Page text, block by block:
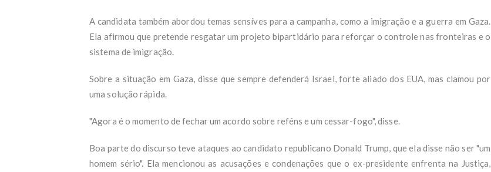
A candidata também abordou temas sensíves para a campanha, como a imigração e a guerra em Gaza.
Ela afirmou que pretende resgatar um projeto bipartidário para reforçar o controle nas fronteiras e o
sistema de imigração.
Sobre a situação em Gaza, disse que sempre defenderá Israel, forte aliado dos EUA, mas clamou por
uma solução rápida.
"Agora é o momento de fechar um acordo sobre reféns e um cessar-fogo", disse.
Boa parte do discurso teve ataques ao candidato republicano Donald Trump, que ela disse não ser "um
homem sério". Ela mencionou as acusações e condenações que o ex-presidente enfrenta na Justiça,